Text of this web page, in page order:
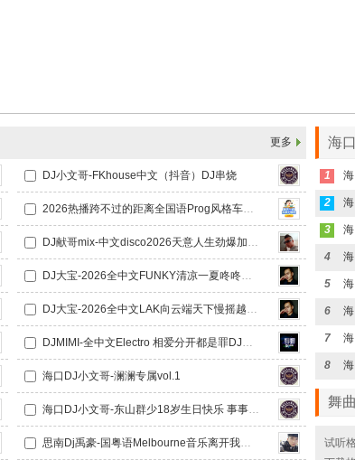
更多
DJ小文哥-FKhouse中文（抖音）DJ串烧
2026热播跨不过的距离全国语Prog风格车载DJ串烧
DJ献哥mix-中文disco2026天意人生劲爆加快DJ串烧
DJ大宝-2026全中文FUNKY清凉一夏咚咚咚MUSIC慢摇大碟
DJ大宝-2026全中文LAK向云端天下慢摇越南鼓MUSIC慢摇大碟
DJMIMI-全中文Electro 相爱分开都是罪DJ慢摇音乐串烧
海口DJ小文哥-澜澜专属vol.1
海口DJ小文哥-东山群少18岁生日快乐 事事顺利 心想事成vol.2
思南Dj禹豪-国粤语Melbourne音乐离开我的依赖Vs你瞒我瞒包房跳舞专辑
海
1
2
3
4
5
6
7
8
舞
试听